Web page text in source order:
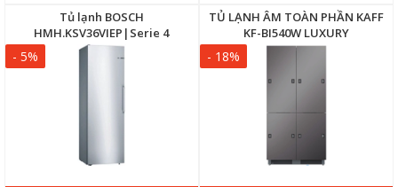
Tủ lạnh BOSCH
HMH.KSV36VIEP|Serie 4
- 5%
TỦ LẠNH ÂM TOÀN PHẦN KAFF
KF-BI540W LUXURY
- 18%